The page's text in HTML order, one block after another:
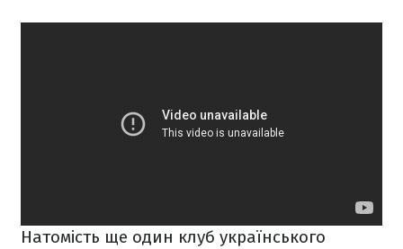
Натомість ще один клуб українського